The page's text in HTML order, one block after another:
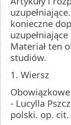
konieczne
Materiał ten
studiów.
1. Wiersz
Obowiązkowe
- Lucylla
polski. op. cit.